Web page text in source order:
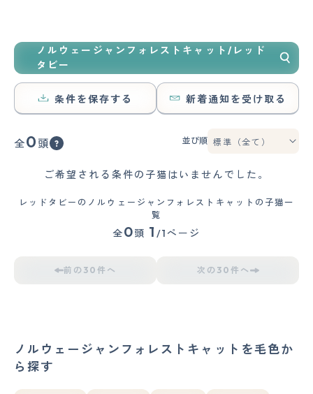
ノルウェージャンフォレストキャット/レッド
タビー
条件を保存する 新着通知を受け取る
全0 頭 並び順
ご希望される条件の子猫はいませんでした。
レッドタビーのノルウェージャンフォレストキャットの子猫一
覧
全0頭 1 /1ページ
前の30件へ 次の30件へ
ノルウェージャンフォレストキャットを毛色か
ら探す